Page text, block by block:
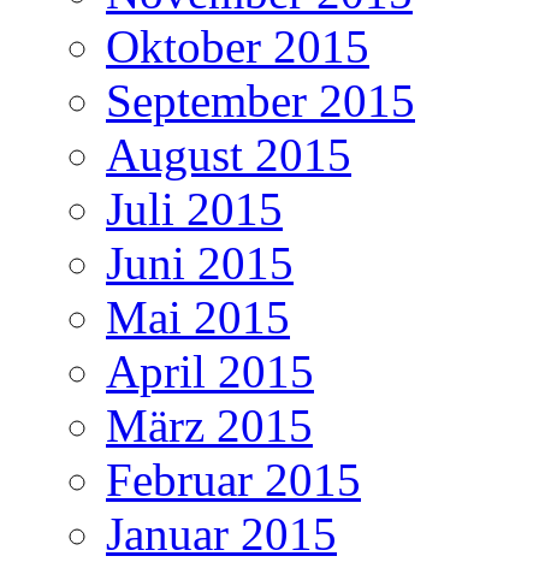
Oktober 2015
September 2015
August 2015
Juli 2015
Juni 2015
Mai 2015
April 2015
März 2015
Februar 2015
Januar 2015